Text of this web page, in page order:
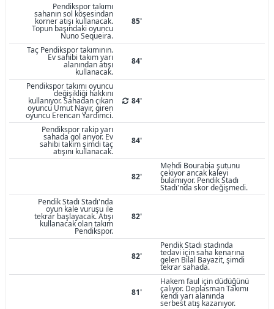
Pendikspor takımı
sahanın sol köşesindan
korner atışı kullanacak.
Topun başındaki oyuncu
Nuno Sequeira.
85'
Taç Pendikspor takımının.
Ev sahibi takım yarı
alanından atışı
kullanacak.
84'
Pendikspor takımı oyuncu
değişikliği hakkını
kullanıyor. Sahadan çıkan
oyuncu Umut Nayir, giren
oyuncu Erencan Yardimci.
84'
Pendikspor rakip yarı
sahada gol arıyor. Ev
sahibi takım şimdi taç
atışını kullanacak.
84'
82'
Mehdi Bourabia şutunu
çekiyor ancak kaleyi
bulamıyor. Pendik Stadı
Stadı'nda skor değişmedi.
Pendik Stadı Stadı'nda
oyun kale vuruşu ile
tekrar başlayacak. Atışı
kullanacak olan takım
Pendikspor.
82'
82'
Pendik Stadı stadında
tedavi için saha kenarına
gelen Bilal Bayazit, şimdi
tekrar sahada.
81'
Hakem faul için düdüğünü
çalıyor. Deplasman Takımı
kendi yarı alanında
serbest atış kazanıyor.